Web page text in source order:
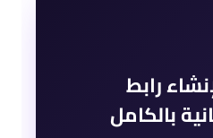
رابط
بالكامل